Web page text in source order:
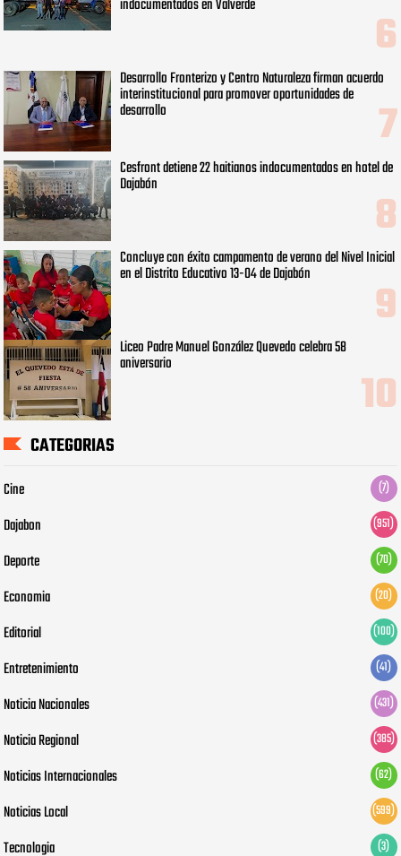
indocumentados en Valverde
Desarrollo Fronterizo y Centro Naturaleza firman acuerdo
interinstitucional para promover oportunidades de
desarrollo
Cesfront detiene 22 haitianos indocumentados en hotel de
Dajabón
Concluye con éxito campamento de verano del Nivel Inicial
en el Distrito Educativo 13-04 de Dajabón
Liceo Padre Manuel González Quevedo celebra 58
aniversario
CATEGORIAS
Cine (7)
Dajabon (951)
Deporte (70)
Economia (20)
Editorial (100)
Entretenimiento (41)
Noticia Nacionales (431)
Noticia Regional (385)
Noticias Internacionales (62)
Noticias Local (599)
Tecnologia (3)